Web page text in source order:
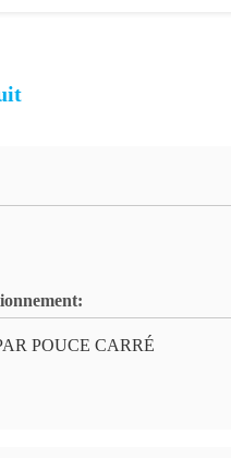
POUCE CARRÉ